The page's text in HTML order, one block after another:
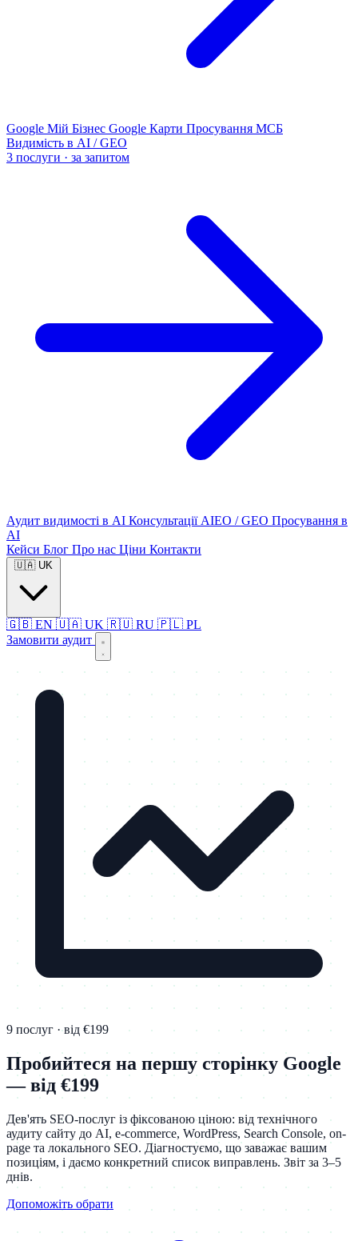
Google Мій Бізнес Google Карти Просування МСБ
Видимість в AI / GEO
3 послуги · за запитом
Аудит видимості в AI Консультації AIEO / GEO Просування в
AI
Кейси Блог Про нас Ціни Контакти
🇺🇦 UK
🇬🇧 EN 🇺🇦 UK 🇷🇺 RU 🇵🇱 PL
Замовити аудит
9 послуг · від €199
Пробийтеся на першу сторінку Google
— від €199
Дев'ять SEO-послуг із фіксованою ціною: від технічного
аудиту сайту до AI, e-commerce, WordPress, Search Console, on-
page та локального SEO. Діагностуємо, що заважає вашим
позиціям, і даємо конкретний список виправлень. Звіт за 3–5
днів.
Допоможіть обрати